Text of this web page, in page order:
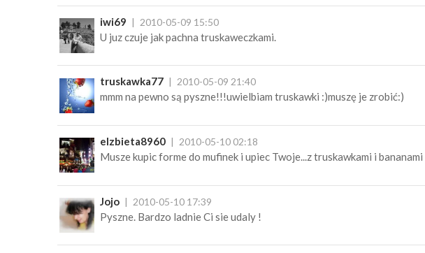
iwi69 2010-05-09 15:50
U juz czuje jak pachna truskaweczkami.
truskawka77 2010-05-09 21:40
mmm na pewno są pyszne!!!uwielbiam truskawki :)muszę je zrobić:)
elzbieta8960 2010-05-10 02:18
Musze kupic forme do mufinek i upiec Twoje...z truskawkami i bananami
Jojo 2010-05-10 17:39
Pyszne. Bardzo ladnie Ci sie udaly !